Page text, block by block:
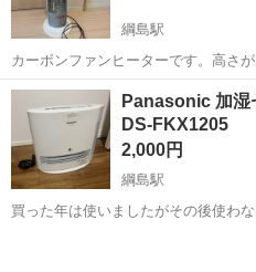
綱島駅
カーボンファンヒーターです。高さ
が経つと自動で消える安全機能付き
に来てくださる方にお譲りします。
神奈川 横浜市 季節
Panasonic 加湿
DS-FKX1205
2,000円
綱島駅
買った年は使いましたがその後使わなく